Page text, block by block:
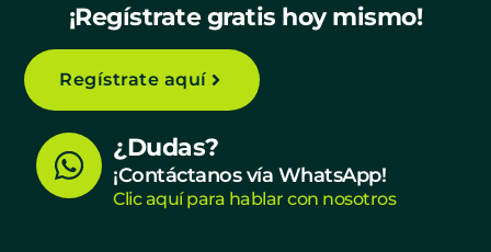
¡Regístrate gratis hoy mismo!
Regístrate aquí
W
h
¿Dudas?
¡Contáctanos vía WhatsApp!
Clic aquí para hablar con nosotros